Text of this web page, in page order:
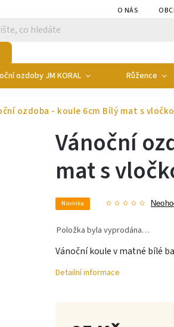
O NÁS
ozdoby JM KORAL Růžence
ozdoba - koule 6cm Bílý mat s
Vánoční
mat s
Novinka
Položka byla vyprodána…
Vánoční koule v matné bílé
Detailní informace